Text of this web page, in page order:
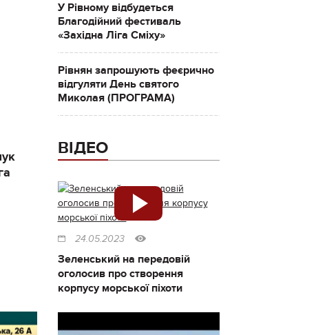
У Рівному відбудеться
Благодійний фестиваль
«Західна Ліга Сміху»
Рівнян запрошують феєрично
відгуляти День святого
Миколая (ПРОГРАМА)
ВІДЕО
24.05.2023
Зеленський на передовій
оголосив про створення
корпусу морської піхоти